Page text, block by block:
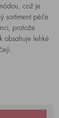
což je
sortiment péče
protože
obsahuje lehké